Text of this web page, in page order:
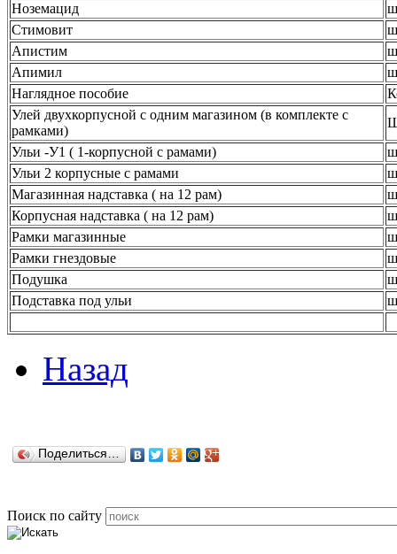
Ноземацид
Стимовит
Апистим
Апимил
Наглядное пособие
Улей двухкорпусной с одним магазином (в комплекте с
рамками)
Ульи -У1 ( 1-корпусной с рамами)
Ульи 2 корпусные с рамами
Магазинная надставка ( на 12 рам)
Корпусная надставка ( на 12 рам)
Рамки магазинные
Рамки гнездовые
Подушка
Подставка под ульи
Назад
Поделиться…
Поиск по сайту